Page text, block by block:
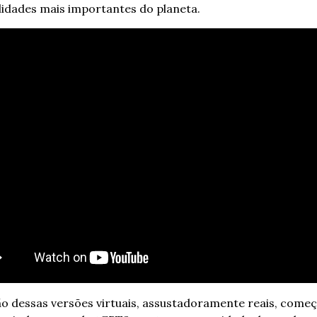
mais importantes do planeta.
dessas versões virtuais, assustadoramente reais,